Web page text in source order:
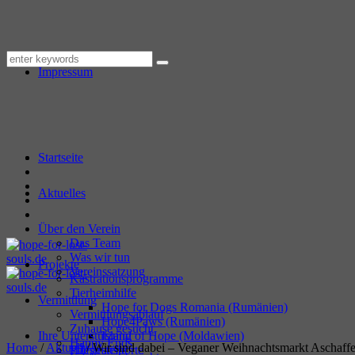
Datenschutzerklärung
Impressum
Startseite
Aktuelles
Über den Verein
Das Team
Was wir tun
Vereinssatzung
Projekte
Kastrationsprogramme
Tierheimhilfe
Hope for Dogs Romania (Rumänien)
Hope4Paws (Rumänien)
Island of Hope (Moldawien)
Hilfstransporte
Vermittlung
Vermittlungsablauf
Zuhause gesucht
Happy Ends
Ihre Unterstützung
Pflegestelle
Home /Aktuell /Wir sind dabei – Veganer Weihnachtsmarkt